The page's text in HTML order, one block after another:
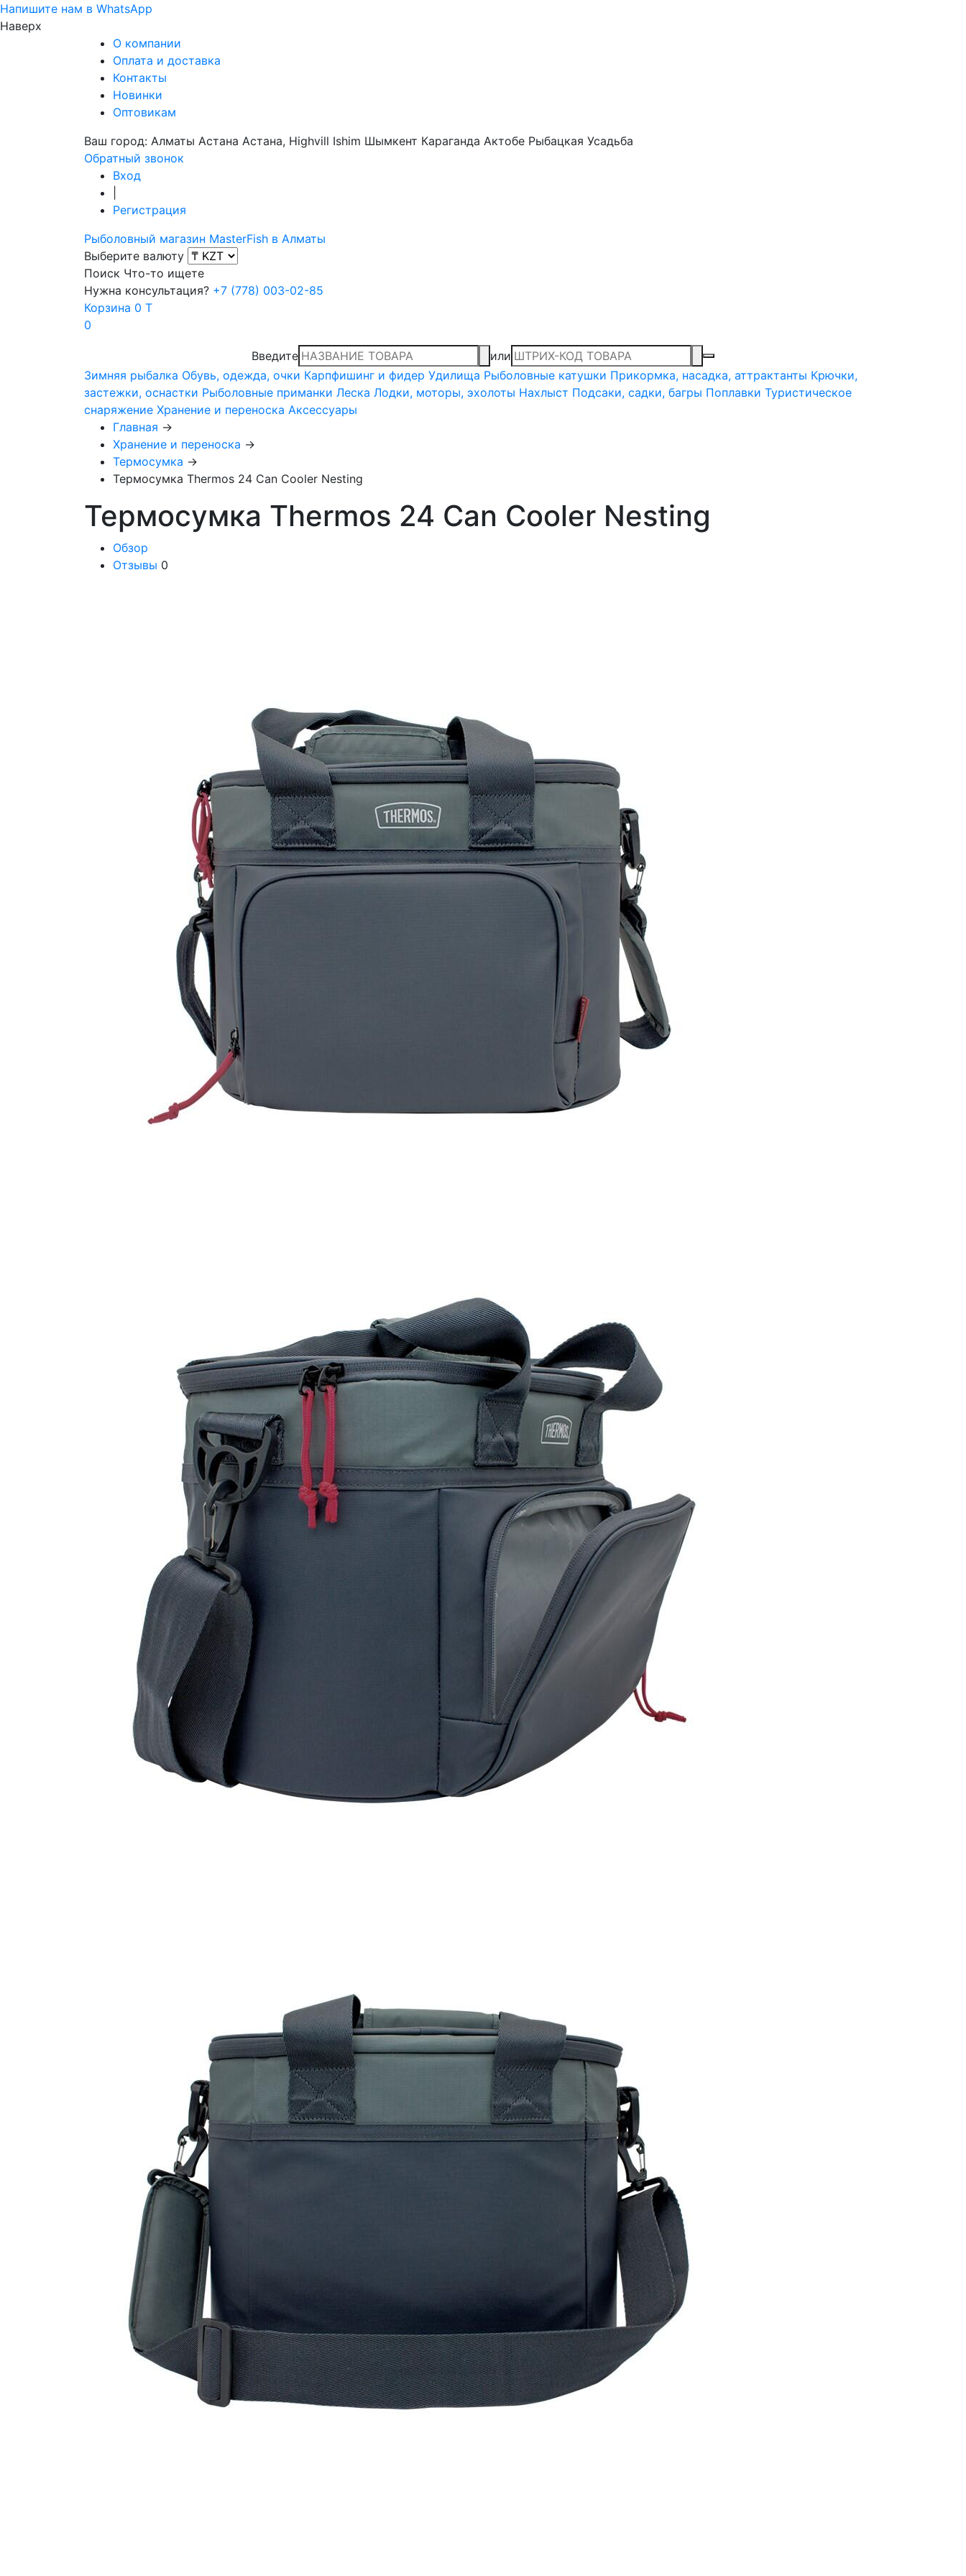
Напишите нам в WhatsApp
Наверх
О компании
Оплата и доставка
Контакты
Новинки
Оптовикам
Ваш город: Алматы Астана Астана, Highvill Ishim Шымкент Караганда Актобе Рыбацкая Усадьба
Обратный звонок
Вход
Регистрация
Рыболовный магазин MasterFish в Алматы
Выберите валюту
Поиск Что-то ищете
Нужна консультация? +7 (778) 003-02-85
Корзина 0 T
0
Введите
или
Зимняя рыбалка Обувь, одежда, очки Карпфишинг и фидер Удилища Рыболовные катушки Прикормка, насадка, аттрактанты Крючки,
застежки, оснастки Рыболовные приманки Леска Лодки, моторы, эхолоты Нахлыст Подсаки, садки, багры Поплавки Туристическое
снаряжение Хранение и переноска Аксессуары
Главная →
Хранение и переноска →
Термосумка →
Термосумка Thermos 24 Can Cooler Nesting
Термосумка Thermos 24 Can Cooler Nesting
Обзор
Отзывы 0